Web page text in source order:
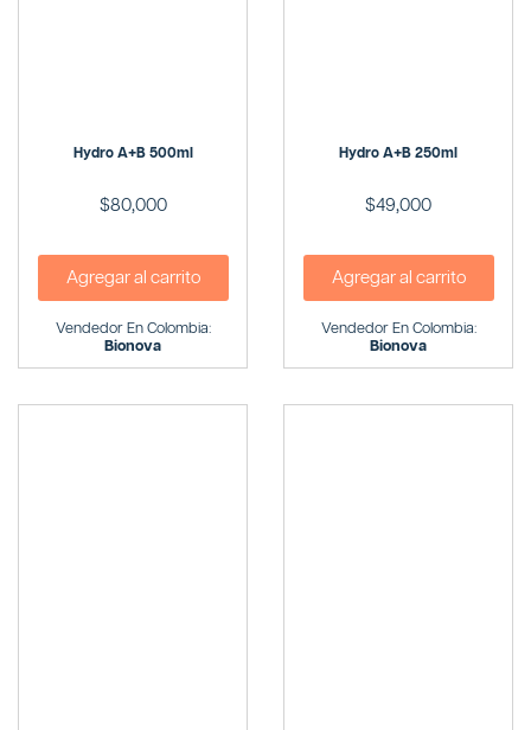
Hydro A+B 500ml
$80,000
Agregar al carrito
Vendedor En Colombia:
Bionova
Hydro A+B 250ml
$49,000
Agregar al carrito
Vendedor En Colombia:
Bionova